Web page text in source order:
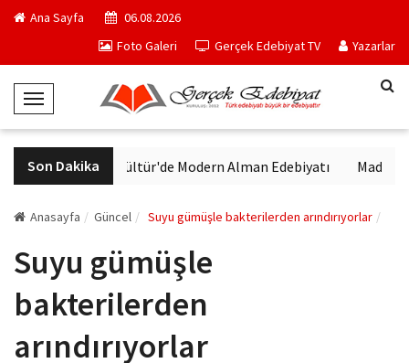
Ana Sayfa
06.08.2026
Foto Galeri
Gerçek Edebiyat TV Yazarlar
T
o
g
g
e
a
i
a
Son Dakika
VakıfBank Kültür'de Modern Alman Edebiyatı Madrid
Anasayfa Güncel Suyu gümüşle bakterilerden arındırıyorlar
Suyu gümüşle
bakterilerden
arındırıyorlar